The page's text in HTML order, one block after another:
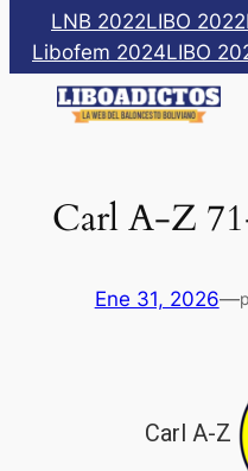
Saltar
contenido
LNB 2022LIBO 2022
Libofem 2024LIBO
Carl A-Z
Ene 31, 2026—
Carl A-Z